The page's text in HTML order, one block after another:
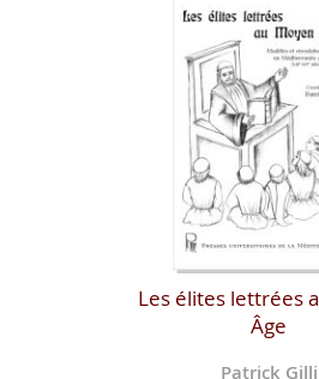
Les élites lettrées
Âge
Patrick Gilli